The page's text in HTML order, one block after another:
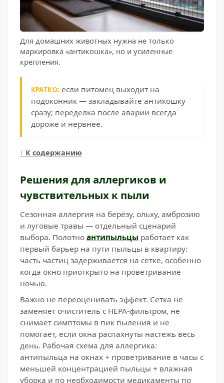
Для домашних животных нужна не только
маркировка «антикошка», но и усиленные
крепления.
КРАТКО: если питомец выходит на
подоконник — закладывайте антикошку
сразу; переделка после аварии всегда
дороже и нервнее.
↑ К содержанию
Решения для аллергиков и
чувствительных к пыли
Сезонная аллергия на берёзу, ольху, амброзию
и луговые травы — отдельный сценарий
выбора. Полотно антипыльцы работает как
первый барьер на пути пыльцы в квартиру:
часть частиц задерживается на сетке, особенно
когда окно приоткрыто на проветривание
ночью.
Важно не переоценивать эффект. Сетка не
заменяет очиститель с HEPA-фильтром, не
снимает симптомы в пик пыления и не
помогает, если окна распахнуты настежь весь
день. Рабочая схема для аллергика:
антипыльца на окнах + проветривание в часы с
меньшей концентрацией пыльцы + влажная
уборка и по необходимости медикаменты по